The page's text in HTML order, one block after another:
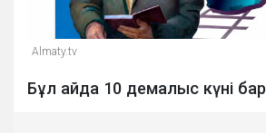
Almaty.tv
Бұл айда 10 демалыс күні бар